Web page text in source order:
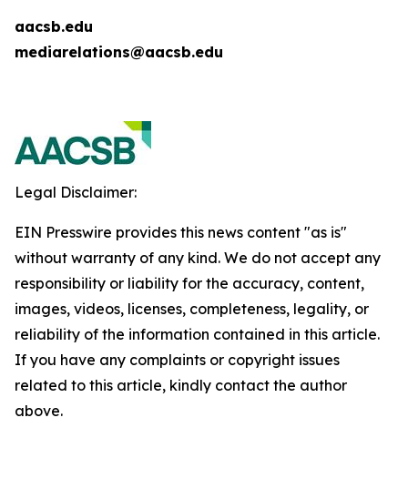
aacsb.edu
mediarelations@aacsb.edu
Legal Disclaimer:
EIN Presswire provides this news content "as is"
without warranty of any kind. We do not accept any
responsibility or liability for the accuracy, content,
images, videos, licenses, completeness, legality, or
reliability of the information contained in this article.
If you have any complaints or copyright issues
related to this article, kindly contact the author
above.